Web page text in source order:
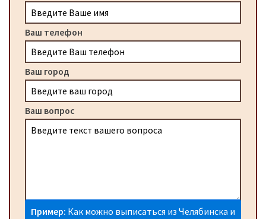
Ваш телефон
Ваш город
Ваш вопрос
Пример: Как можно выписаться из Челябинска и